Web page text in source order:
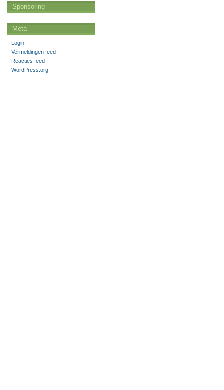
Sponsoring
Meta
Login
Vermeldingen feed
Reacties feed
WordPress.org